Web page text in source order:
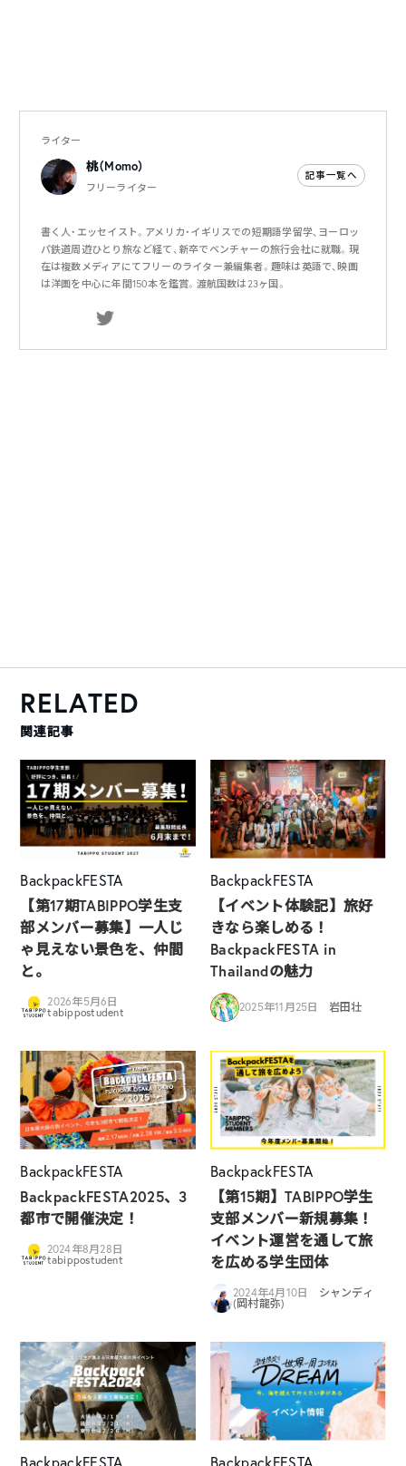
ライター
桃（Momo）
フリーライター
記事一覧へ
書く人・エッセイスト。アメリカ・イギリスでの短期語学留学、ヨーロッ
パ鉄道周遊ひとり旅など経て、新卒でベンチャーの旅行会社に就職。現
在は複数メディアにてフリーのライター兼編集者。趣味は英語で、映画
は洋画を中心に年間150本を鑑賞。渡航国数は23ヶ国。
RELATED
関連記事
BackpackFESTA
【第17期TABIPPO学生支
部メンバー募集】一人じ
ゃ見えない景色を、仲間
と。
2026年5月6日
tabippostudent
BackpackFESTA
【イベント体験記】旅好
きなら楽しめる！
BackpackFESTA in
Thailandの魅力
2025年11月25日 岩田壮
BackpackFESTA
BackpackFESTA2025、3
都市で開催決定！
2024年8月28日
tabippostudent
BackpackFESTA
【第15期】TABIPPO学生
支部メンバー新規募集！
イベント運営を通して旅
を広める学生団体
2024年4月10日
シャンディ
(岡村龍弥)
BackpackFESTA BackpackFESTA